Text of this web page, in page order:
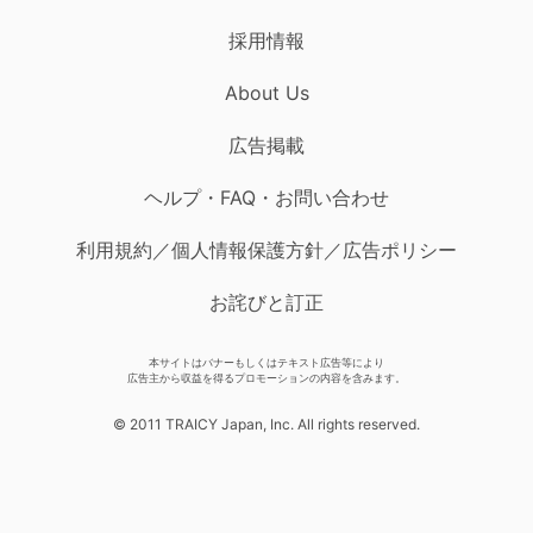
採用情報
About Us
広告掲載
ヘルプ・FAQ・お問い合わせ
利用規約／個人情報保護方針／広告ポリシー
お詫びと訂正
本サイトはバナーもしくはテキスト広告等により
広告主から収益を得るプロモーションの内容を含みます。
© 2011 TRAICY Japan, Inc. All rights reserved.